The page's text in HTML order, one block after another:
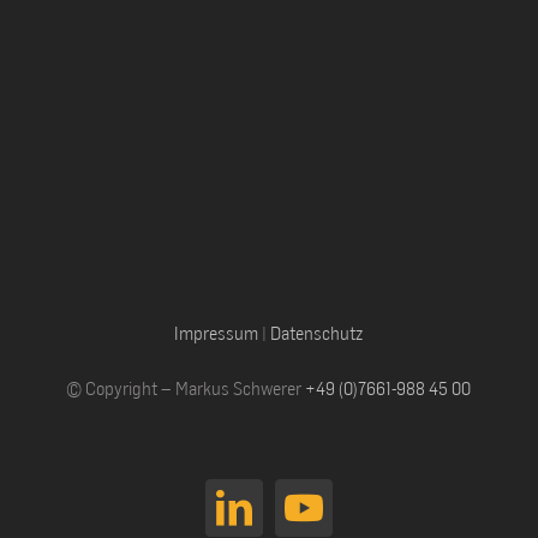
Impressum | Datenschutz
© Copyright – Markus Schwerer +49 (0)7661-988 45 00
LinkedInYouTube